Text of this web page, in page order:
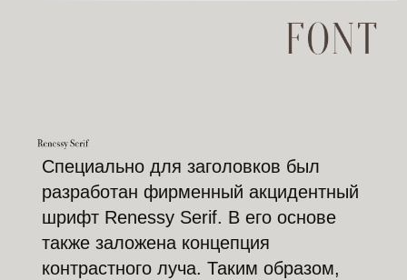
Специально для заголовков был
разработан фирменный акцидентный
шрифт Renessy Serif. В его основе
также заложена концепция
контрастного луча. Таким образом,